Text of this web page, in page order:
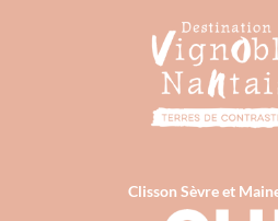
Clisson Sèvre et